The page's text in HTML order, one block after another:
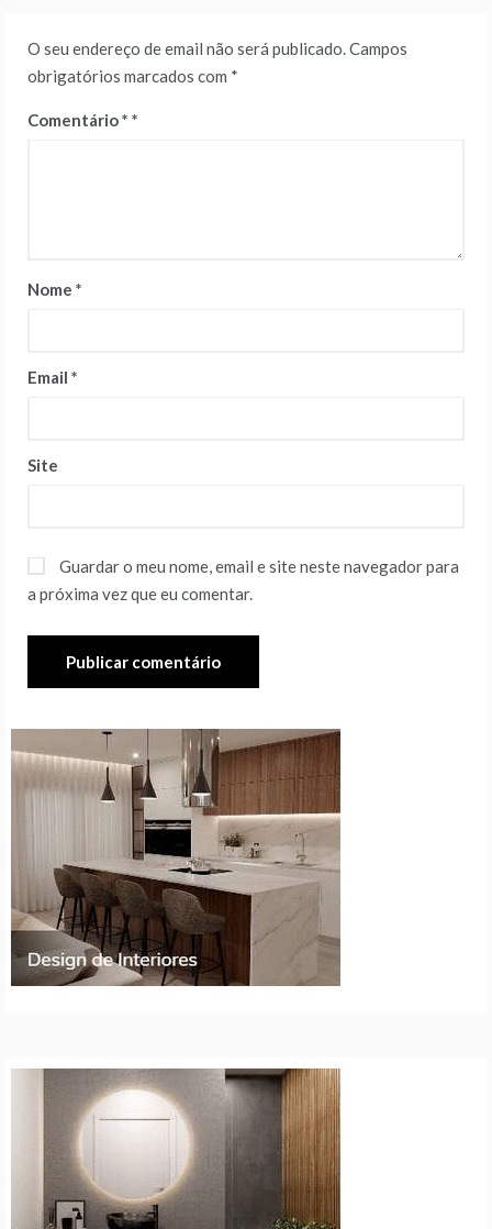
O seu endereço de email não será publicado.Campos
obrigatórios marcados com *
Comentário*
Nome *
Email *
Site
Guardar o meu nome, email e site neste navegador para
a próxima vez que eu comentar.